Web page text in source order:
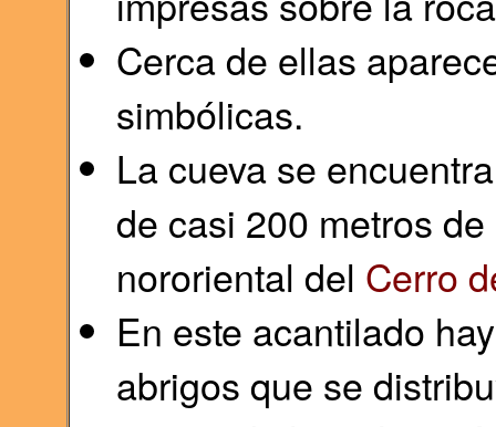
Cerca de ellas
simbólicas.
La cueva se
de casi 200 metros
nororiental del Cerro
En este acantilado
abrigos que se